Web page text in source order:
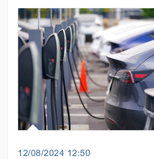
12/08/2024 12:50